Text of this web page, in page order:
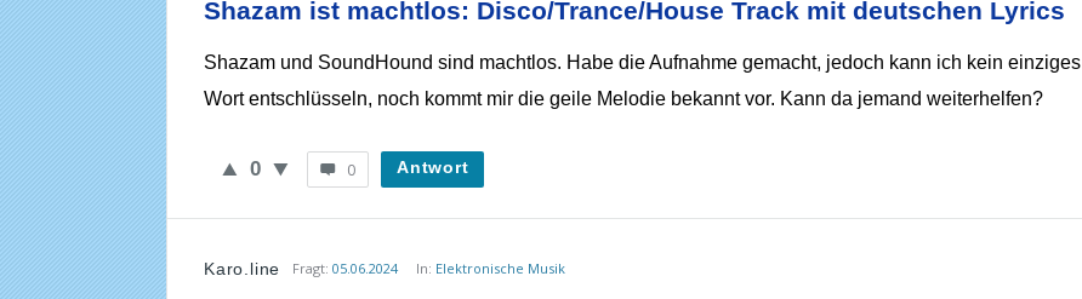
Shazam ist machtlos: Disco/Trance/House Track mit deutschen Lyrics
Shazam und SoundHound sind machtlos. Habe die Aufnahme gemacht, jedoch kann ich kein einziges
Wort entschlüsseln, noch kommt mir die geile Melodie bekannt vor. Kann da jemand weiterhelfen?
0 0 Antwort
Karo.line Fragt: 05.06.2024 In: Elektronische Musik